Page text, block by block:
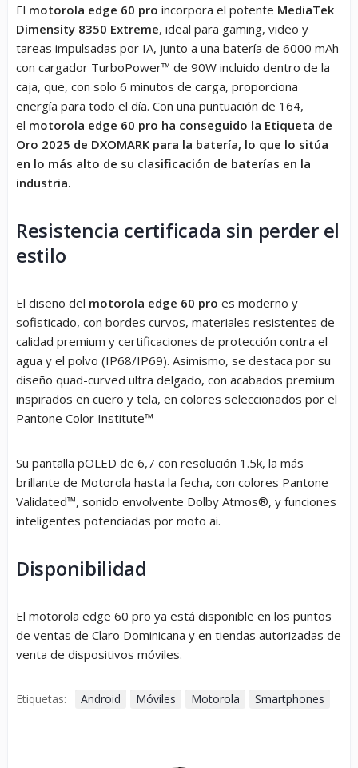
El motorola edge 60 pro incorpora el potente MediaTek
Dimensity 8350 Extreme, ideal para gaming, video y
tareas impulsadas por IA, junto a una batería de 6000 mAh
con cargador TurboPower™ de 90W incluido dentro de la
caja, que, con solo 6 minutos de carga, proporciona
energía para todo el día. Con una puntuación de 164,
el motorola edge 60 pro ha conseguido la Etiqueta de
Oro 2025 de DXOMARK para la batería, lo que lo sitúa
en lo más alto de su clasificación de baterías en la
industria.
Resistencia certificada sin perder el
estilo
El diseño del motorola edge 60 pro es moderno y
sofisticado, con bordes curvos, materiales resistentes de
calidad premium y certificaciones de protección contra el
agua y el polvo (IP68/IP69). Asimismo, se destaca por su
diseño quad-curved ultra delgado, con acabados premium
inspirados en cuero y tela, en colores seleccionados por el
Pantone Color Institute™
Su pantalla pOLED de 6,7 con resolución 1.5k, la más
brillante de Motorola hasta la fecha, con colores Pantone
Validated™, sonido envolvente Dolby Atmos®, y funciones
inteligentes potenciadas por moto ai.
Disponibilidad
El motorola edge 60 pro ya está disponible en los puntos
de ventas de Claro Dominicana y en tiendas autorizadas de
venta de dispositivos móviles.
Etiquetas: Android Móviles Motorola Smartphones